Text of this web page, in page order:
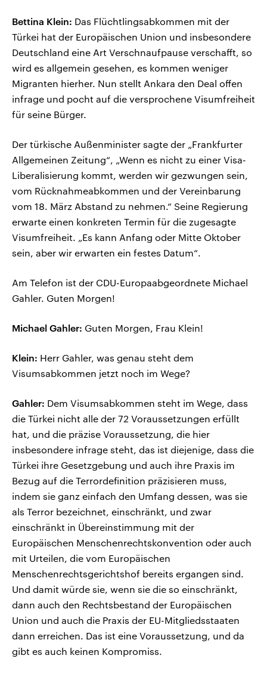
Bettina Klein: Das Flüchtlingsabkommen mit der
Türkei hat der Europäischen Union und insbesondere
Deutschland eine Art Verschnaufpause verschafft, so
wird es allgemein gesehen, es kommen weniger
Migranten hierher. Nun stellt Ankara den Deal offen
infrage und pocht auf die versprochene Visumfreiheit
für seine Bürger.
Der türkische Außenminister sagte der „Frankfurter
Allgemeinen Zeitung“, „Wenn es nicht zu einer Visa-
Liberalisierung kommt, werden wir gezwungen sein,
vom Rücknahmeabkommen und der Vereinbarung
vom 18. März Abstand zu nehmen.“ Seine Regierung
erwarte einen konkreten Termin für die zugesagte
Visumfreiheit. „Es kann Anfang oder Mitte Oktober
sein, aber wir erwarten ein festes Datum“.
Am Telefon ist der CDU-Europaabgeordnete Michael
Gahler. Guten Morgen!
Michael Gahler: Guten Morgen, Frau Klein!
Klein: Herr Gahler, was genau steht dem
Visumsabkommen jetzt noch im Wege?
Gahler: Dem Visumsabkommen steht im Wege, dass
die Türkei nicht alle der 72 Voraussetzungen erfüllt
hat, und die präzise Voraussetzung, die hier
insbesondere infrage steht, das ist diejenige, dass die
Türkei ihre Gesetzgebung und auch ihre Praxis im
Bezug auf die Terrordefinition präzisieren muss,
indem sie ganz einfach den Umfang dessen, was sie
als Terror bezeichnet, einschränkt, und zwar
einschränkt in Übereinstimmung mit der
Europäischen Menschenrechtskonvention oder auch
mit Urteilen, die vom Europäischen
Menschenrechtsgerichtshof bereits ergangen sind.
Und damit würde sie, wenn sie die so einschränkt,
dann auch den Rechtsbestand der Europäischen
Union und auch die Praxis der EU-Mitgliedsstaaten
dann erreichen. Das ist eine Voraussetzung, und da
gibt es auch keinen Kompromiss.